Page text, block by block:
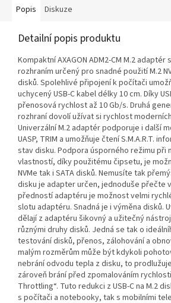
Popis Diskuze
Detailní popis produktu
Kompaktní AXAGON ADM2-CM M.2 adaptér
rozhraním určený pro snadné použití M.2
disků. Spolehlivé připojení k počítači
uchycený USB-C kabel délky 10 cm. Díky
přenosová rychlost až 10 Gb/s. Druhá
rozhraní dovolí užívat si rychlost moderních
Univerzální M.2 adaptér podporuje i další
UASP, TRIM a umožňuje čtení S.M.A.R.T.
stav disku. Podpora úsporného režimu při
vlastností, díky použitému čipsetu, je
NVMe tak i SATA disků. Nemusíte tak
disku je adapter určen, jednoduše přečte
předností adaptéru je možnost velmi
slotu adaptéru. Snadná je i výměna disků.
dělají z adaptéru šikovný a užitečný
různými druhy disků. Jedná se tak o
testování disků, přenos, zálohování a
malým rozměrům může být kdykoli
nebrání odvodu tepla z disku, to
zároveň brání před zpomalováním
Throttling“. Tuto redukci z USB-C na M.2
s počítači a notebooky, tak s mobilními